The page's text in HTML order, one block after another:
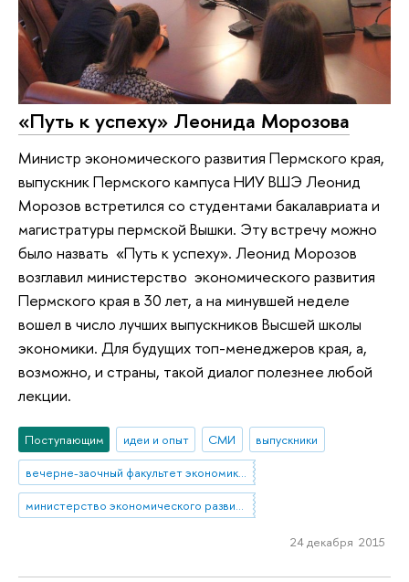
«Путь к успеху» Леонида Морозова
Министр экономического развития Пермского края,
выпускник Пермского кампуса НИУ ВШЭ Леонид
Морозов встретился со студентами бакалавриата и
магистратуры пермской Вышки. Эту встречу можно
было назвать «Путь к успеху». Леонид Морозов
возглавил министерство экономического развития
Пермского края в 30 лет, а на минувшей неделе
вошел в число лучших выпускников Высшей школы
экономики. Для будущих топ-менеджеров края, а,
возможно, и страны, такой диалог полезнее любой
лекции.
Поступающим идеи и опыт СМИ
выпускники
вечерне-заочный факультет экономики и управления
министерство экономического развития Пермского края
24 декабря 2015